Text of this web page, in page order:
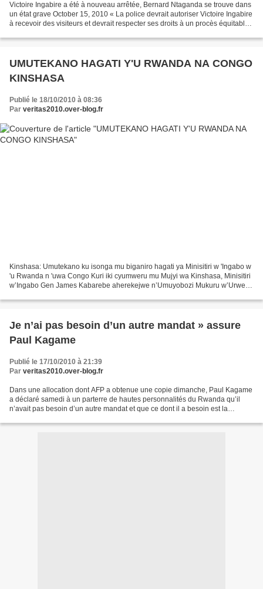
Victoire Ingabire a été à nouveau arrêtée, Bernard Ntaganda se trouve dans
un état grave October 15, 2010 « La police devrait autoriser Victoire Ingabire
à recevoir des visiteurs et devrait respecter ses droits à un procès équitable.
UMUTEKANO HAGATI Y'U RWANDA NA CONGO
KINSHASA
Publié le 18/10/2010 à 08:36
Par veritas2010.over-blog.fr
Kinshasa: Umutekano ku isonga mu biganiro hagati ya Minisitiri w 'Ingabo w
'u Rwanda n 'uwa Congo Kuri iki cyumweru mu Mujyi wa Kinshasa, Minisitiri
w’Ingabo Gen James Kabarebe aherekejwe n’Umuyobozi Mukuru w’Urwego
Je n’ai pas besoin d’un autre mandat » assure
Paul Kagame
Publié le 17/10/2010 à 21:39
Par veritas2010.over-blog.fr
Dans une allocation dont AFP a obtenue une copie dimanche, Paul Kagame
a déclaré samedi à un parterre de hautes personnalités du Rwanda qu’il
n’avait pas besoin d’un autre mandat et que ce dont il a besoin est la